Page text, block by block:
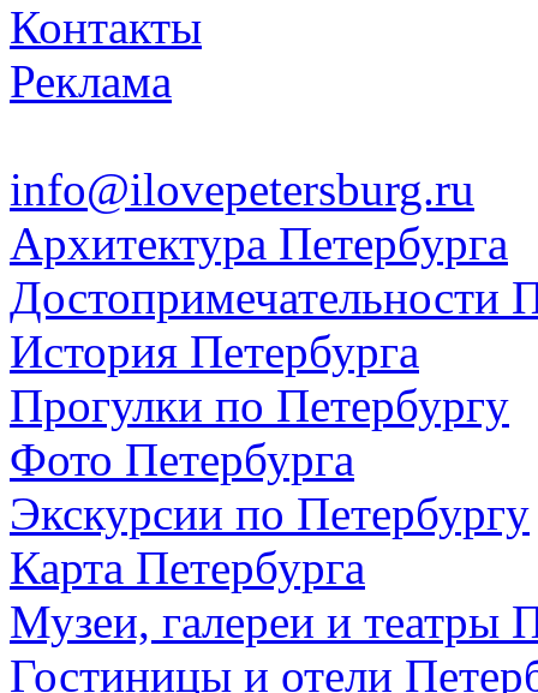
Контакты
Реклама
info@ilovepetersburg.ru
Архитектура Петербурга
Достопримечательности
История Петербурга
Прогулки по Петербургу
Фото Петербурга
Экскурсии по Петербургу
Карта Петербурга
Музеи, галереи и театры
Гостиницы и отели